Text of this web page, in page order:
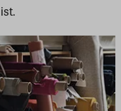
ist.